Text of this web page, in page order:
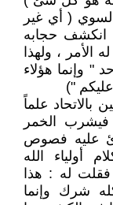
( أي غير
انكشف حجابه
الأمر ، ولهذا
" وإنما هؤلاء
")
بالاتحاد علماً
الخمر
عليه فصوص
أولياء الله
فقلت له : هذا
شرك وإنما